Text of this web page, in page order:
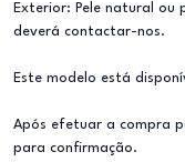
Exterior: Pele natural ou
deverá contactar-nos.
Este modelo está
Após efetuar a compra
para confirmação.